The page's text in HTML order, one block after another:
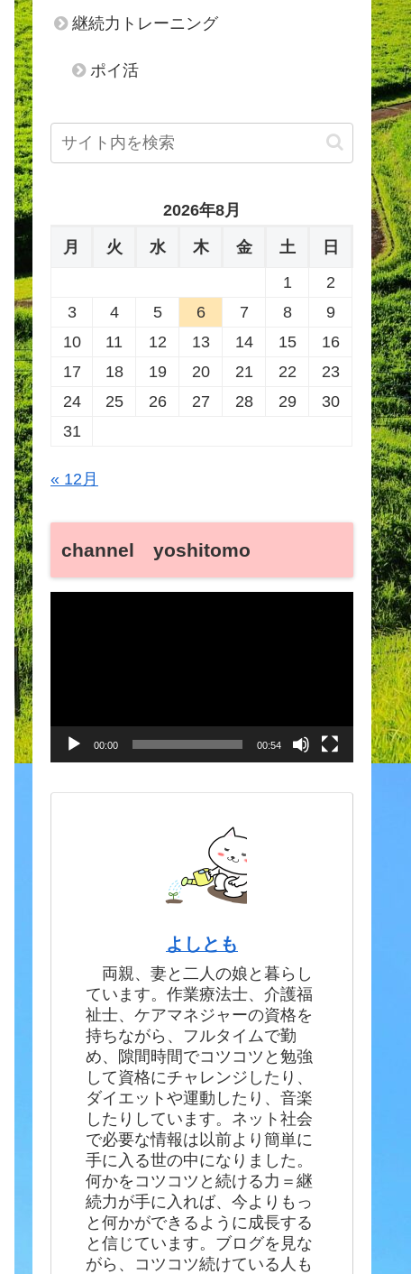
継続力トレーニング
ポイ活
2026年8月
月 火 水 木 金 土
日
1
2
3
4 5 6 7 8
9
10
11 12 13 14 15
16
17
18 19 20 21 22
23
24
25 26 27 28 29
30
31
« 12月
channel yoshitomo
00:00 00:54
よしとも
両親、妻と二人の娘と暮らし
ています。作業療法士、介護福
祉士、ケアマネジャーの資格を
持ちながら、フルタイムで勤
め、隙間時間でコツコツと勉強
して資格にチャレンジしたり、
ダイエットや運動したり、音楽
したりしています。ネット社会
で必要な情報は以前より簡単に
手に入る世の中になりました。
何かをコツコツと続ける力＝継
続力が手に入れば、今よりもっ
と何かができるように成長する
と信じています。ブログを見な
がら、コツコツ続けている人も